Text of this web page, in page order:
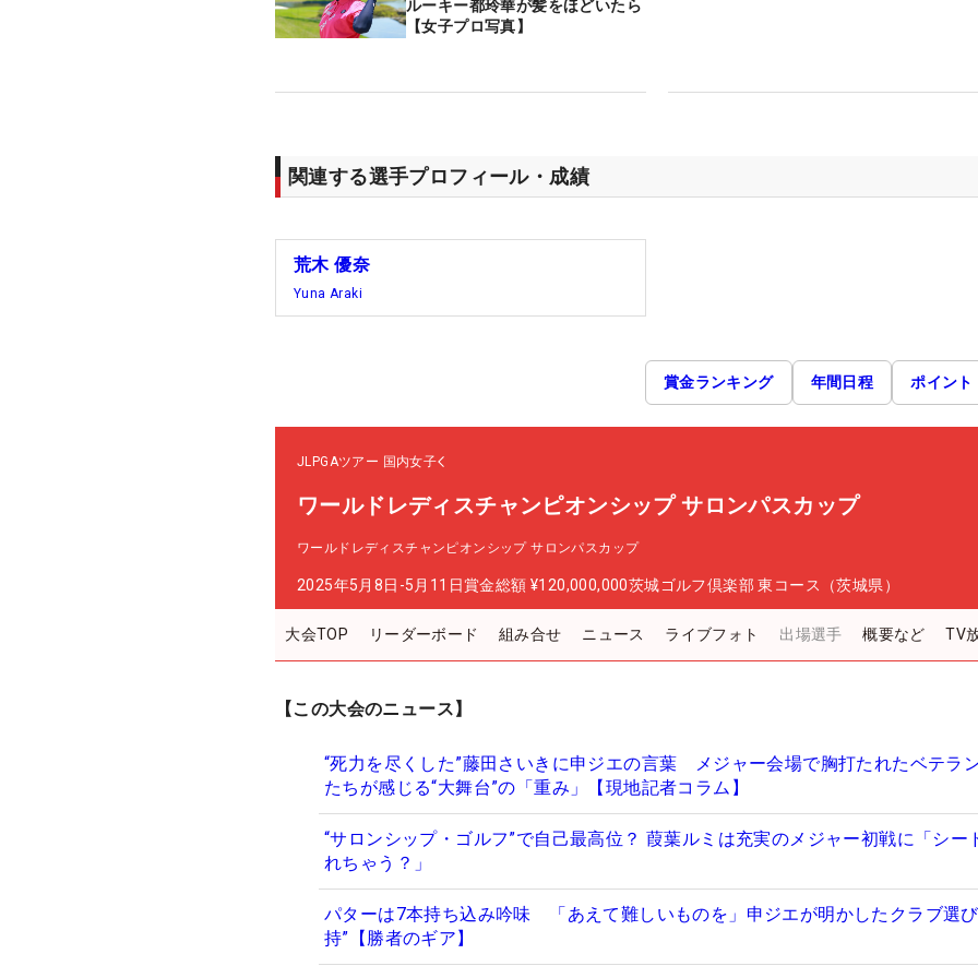
ルーキー都玲華が髪をほどいたら
【女子プロ写真】
関連する選手プロフィール・成績
荒木 優奈
Yuna Araki
賞金ランキング 年間日程 ポイント
JLPGAツアー 国内女子
ワールドレディスチャンピオンシップ サロンパスカップ
ワールドレディスチャンピオンシップ サロンパスカップ
2025年5月8日-5月11日賞金総額 ¥120,000,000茨城ゴルフ倶楽部 東コース（茨城県）
大会TOP リーダーボード 組み合せ ニュース ライブフォト 出場選手 概要など TV
【この大会のニュース】
“死力を尽くした”藤田さいきに申ジエの言葉 メジャー会場で胸打たれたベテラ
たちが感じる“大舞台”の「重み」【現地記者コラム】
“サロンシップ・ゴルフ”で自己最高位？ 葭葉ルミは充実のメジャー初戦に「シー
れちゃう？」
パターは7本持ち込み吟味 「あえて難しいものを」申ジエが明かしたクラブ選
持”【勝者のギア】